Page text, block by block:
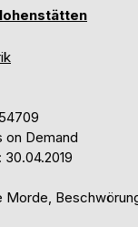
on Demand